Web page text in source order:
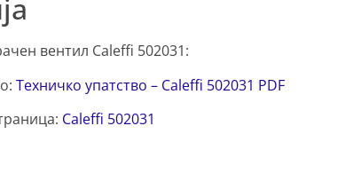
вентил Caleffi 502031:
Техничко упатство – Caleffi 502031 PDF
Caleffi 502031